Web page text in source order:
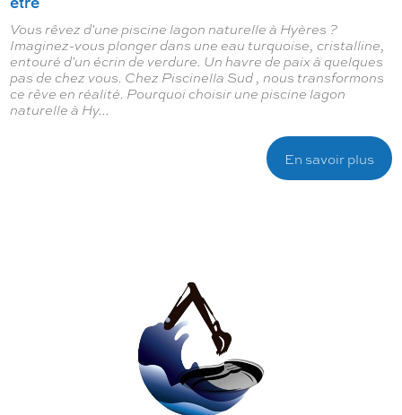
Vous rêvez d'une piscine lagon naturelle à Hyères ?
Imaginez-vous plonger dans une eau turquoise, cristalline,
entouré d'un écrin de verdure. Un havre de paix à quelques
pas de chez vous. Chez Piscinella Sud , nous transformons
ce rêve en réalité. Pourquoi choisir une piscine lagon
naturelle à Hy...
En savoir plus